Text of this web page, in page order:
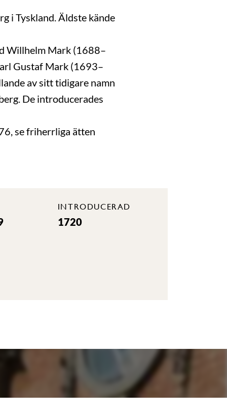
i Tyskland. Äldste kände
Willhelm Mark (1688–
Gustaf Mark (1693–
av sitt tidigare namn
De introducerades
se friherrliga ätten
INTRODUCERAD
1720